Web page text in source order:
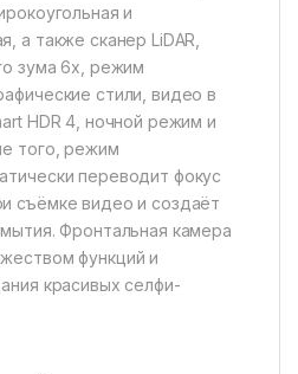
и
а также сканер LiDAR,
зума 6x, режим
стили, видео в
HDR 4, ночной режим и
того, режим
переводит фокус
съёмке видео и создаёт
Фронтальная камера
функций и
красивых селфи-